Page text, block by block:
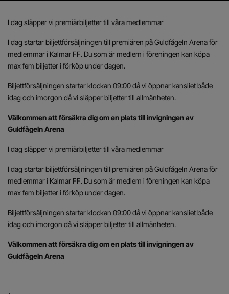
I dag släpper vi premiärbiljetter till våra medlemmar
I dag startar biljettförsäljningen till premiären på Guldfågeln Arena för
medlemmar i Kalmar FF. Du som är medlem i föreningen kan köpa
max fem biljetter i förköp under dagen.
Biljettförsäljningen startar klockan 09:00 då vi öppnar kansliet både
idag och imorgon då vi släpper biljetter till allmänheten.
Välkommen att försäkra dig om en plats till invigningen av
Guldfågeln Arena
I dag släpper vi premiärbiljetter till våra medlemmar
I dag startar biljettförsäljningen till premiären på Guldfågeln Arena för
medlemmar i Kalmar FF. Du som är medlem i föreningen kan köpa
max fem biljetter i förköp under dagen.
Biljettförsäljningen startar klockan 09:00 då vi öppnar kansliet både
idag och imorgon då vi släpper biljetter till allmänheten.
Välkommen att försäkra dig om en plats till invigningen av
Guldfågeln Arena